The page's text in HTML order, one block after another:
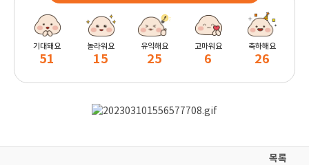
기대돼요
51
놀라워요
15
유익해요
25
고마워요
6
축하해요
26
목록